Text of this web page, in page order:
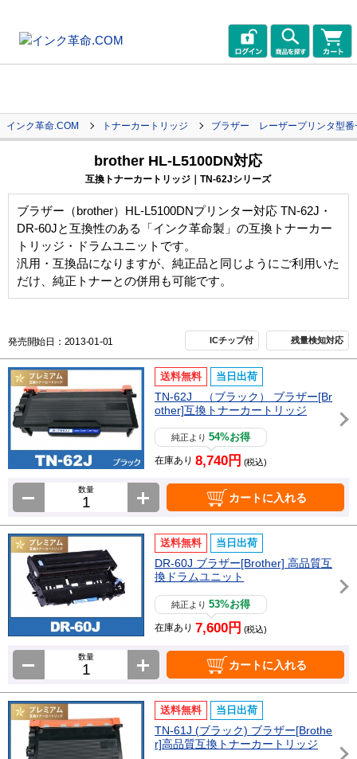
インク革命.COM トナーカートリッジ ブラザー レーザープリンタ型番
brother HL-L5100DN対応
互換トナーカートリッジ｜TN-62Jシリーズ
ブラザー（brother）HL-L5100DNプリンター対応 TN-62J・
DR-60Jと互換性のある「インク革命製」の互換トナーカー
トリッジ・ドラムユニットです。
汎用・互換品になりますが、純正品と同じようにご利用いた
だけ、純正トナーとの併用も可能です。
発売開始日：2013-01-01 ICチップ付 残量検知対応
送料無料 当日出荷
TN-62J （ブラック） ブラザー[Br
other]互換トナーカートリッジ
純正より54%お得
在庫あり 8,740円 (税込)
数量
カートに入れる
送料無料 当日出荷
DR-60J ブラザー[Brother] 高品質互
換ドラムユニット
純正より53%お得
在庫あり 7,600円 (税込)
数量
カートに入れる
送料無料 当日出荷
TN-61J (ブラック) ブラザー[Brothe
r]高品質互換トナーカートリッジ